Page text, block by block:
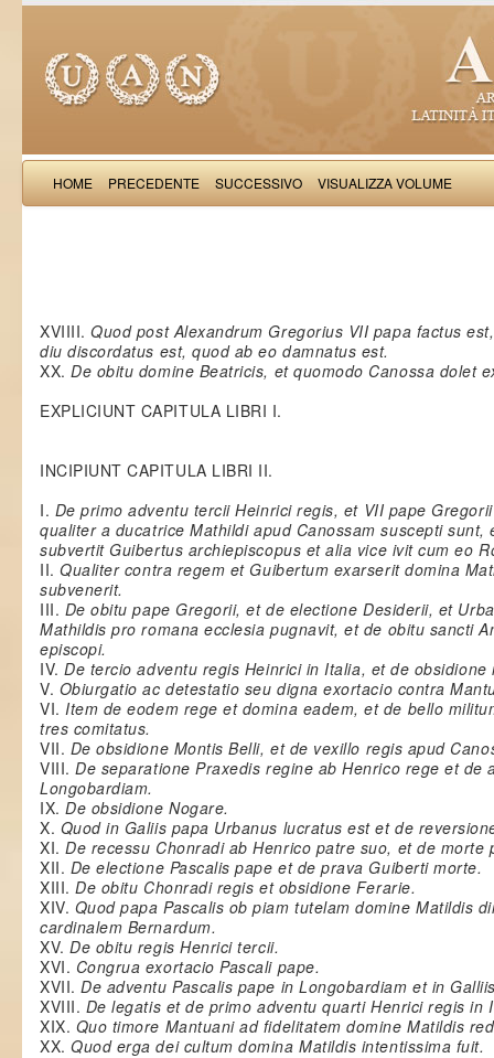
HOME PRECEDENTE SUCCESSIVO VISUALIZZA VOLUME
XVIIII.Quod post Alexandrum Gregorius VII papa factus
diu discordatus est, quod ab eo damnatus est.
XX.De obitu domine Beatricis, et quomodo Canossa dolet
EXPLICIUNT CAPITULA LIBRI I.
INCIPIUNT CAPITULA LIBRI II.
I. De primo adventu tercii Heinrici regis, et VII pape
qualiter a ducatrice Mathildi apud Canossam suscepti sunt,
subvertit Guibertus archiepiscopus et alia vice ivit cum eo
II.Qualiter contra regem et Guibertum exarserit domina
subvenerit.
III. De obitu pape Gregorii, et de electione Desiderii, et
Mathildis pro romana ecclesia pugnavit, et de obitu sancti
episcopi.
IV.De tercio adventu regis Heinrici in Italia, et de obsidione
V. Obiurgatio ac detestatio seu digna exortacio contra
VI.Item de eodem rege et domina eadem, et de bello
tres comitatus.
VII. De obsidione Montis Belli, et de vexillo regis apud
VIII.De separatione Praxedis regine ab Henrico rege et de
Longobardiam.
IX.De obsidione Nogare.
X. Quod in Galiis papa Urbanus lucratus est et de
XI.De recessu Chonradi ab Henrico patre suo, et de morte
XII. De electione Pascalis pape et de prava Guiberti morte.
XIII.De obitu Chonradi regis et obsidione Ferarie.
XIV. Quod papa Pascalis ob piam tutelam domine Matildis
cardinalem Bernardum.
XV.De obitu regis Henrici tercii.
XVI. Congrua exortacio Pascali pape.
XVII.De adventu Pascalis pape in Longobardiam et in
XVIII. De legatis et de primo adventu quarti Henrici regis in
XIX. Quo timore Mantuani ad fidelitatem domine Matildis
XX.Quod erga dei cultum domina Matildis intentissima fuit.